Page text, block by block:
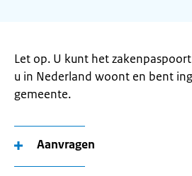
Let op. U kunt het
u in Nederland woont en bent
gemeente.
Aanvragen